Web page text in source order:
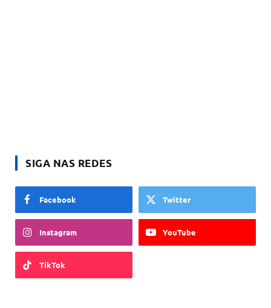
SIGA NAS REDES
Facebook Twitter
Instagram YouTube
TikTok